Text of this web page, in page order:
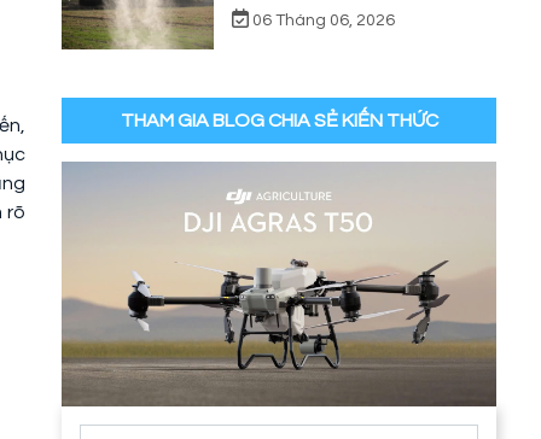
rõ
06 Tháng 06, 2026
THAM GIA BLOG CHIA SẺ KIẾN THỨC